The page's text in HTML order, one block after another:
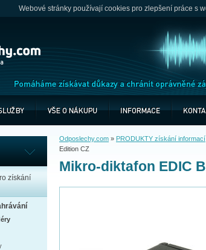
Webové stránky používají cookies pro zlepšení práce s
získání
Odposlechy.com » PRODUKTY získání informací
Edition CZ
Mikro-diktafon EDIC